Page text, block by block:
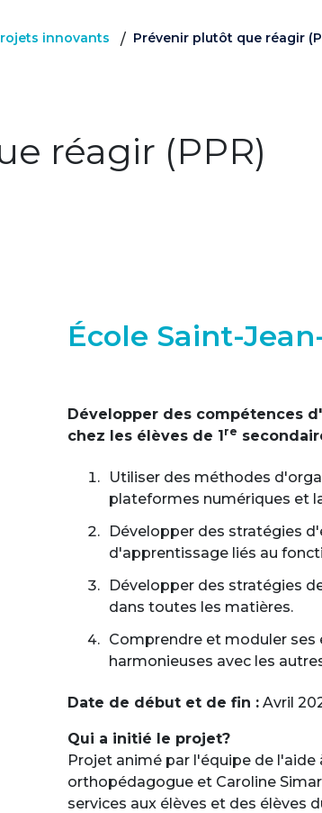
innovants / Prévenir plutôt que réagir
réagir (PPR)
École Saint-
Développer des compétences
chez les élèves de 1re
Utiliser des méthodes
plateformes numériques et
Développer des stratégies
d'apprentissage liés au
Développer des stratégies
dans toutes les matières.
Comprendre et moduler ses
harmonieuses avec les
Date de début et de fin :Avril
Qui a initié le projet?
Projet animé par l'équipe de l'aide
orthopédagogue et Caroline
services aux élèves et des élèves